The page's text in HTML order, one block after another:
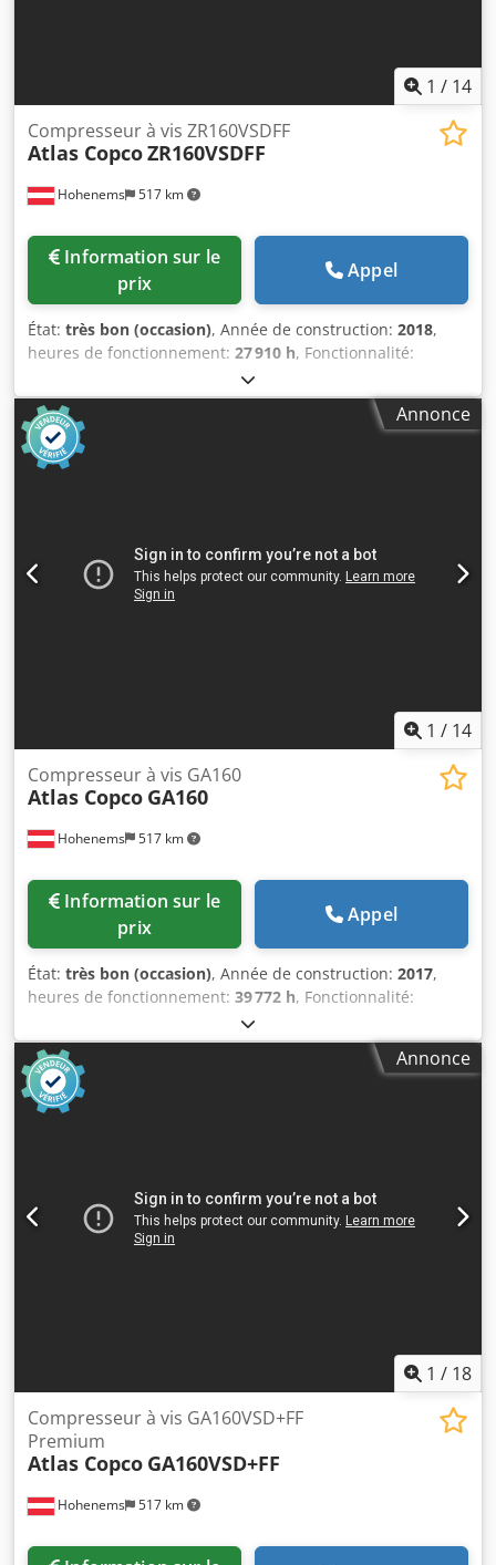
1 / 14
Hohenems 517 km
Compresseur à vis ZR160VSDFF
Atlas CopcoZR160VSDFF
prix
Appel
État: très bon (occasion), Année de construction: 2018,
heures de fonctionnement: 27 910 h, Fonctionnalité:
, Compresseur à vis sans huile
vérifié Atlas Copco ZR160VSDFF. Variateur de fréquence et
sécheur intégrés. 160 kW 10,40 bar 23,90 m3/min Année
de fabrication : 2018 Seulement 27 910 heures d’utilisation
Historique d’entretien complet Chedoxbh Ddspfx Aguea
Annonce
1 / 14
Hohenems 517 km
Compresseur à vis GA160
Atlas Copco GA160
prix
Appel
État: très bon (occasion), Année de construction: 2017,
heures de fonctionnement: 39 772 h, Fonctionnalité:
, Compresseur à vis Atlas Copco
GA160 160 kW 7,5 bar 30,20 m3/min Année de fabrication :
2017 Chodpfx Aeyzhcceguea Heures de fonctionnement :
36 772
Annonce
1 / 18
Hohenems 517 km
Compresseur à vis GA160VSD+FF
Premium
Atlas Copco GA160VSD+FF